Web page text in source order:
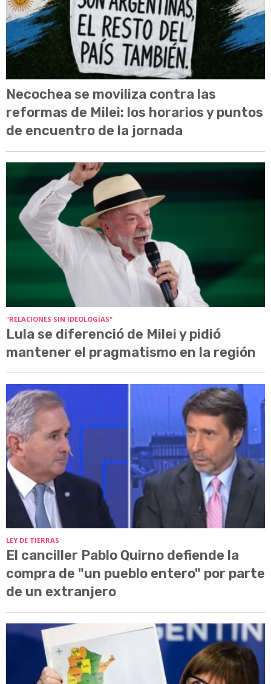
Necochea se moviliza contra las
reformas de Milei: los horarios y puntos
de encuentro de la jornada
"RELACIONES SIN IDEOLOGÍAS"
Lula se diferenció de Milei y pidió
mantener el pragmatismo en la región
LEY DE TIERRAS
El canciller Pablo Quirno defiende la
compra de "un pueblo entero" por parte
de un extranjero